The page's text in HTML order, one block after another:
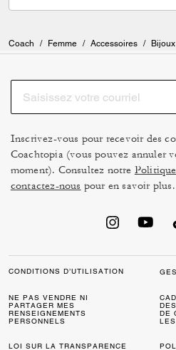
Coach / Femme / Accessoires / Bijoux
Inscrivez-vous pour recevoir des
Coachtopia (vous pouvez annuler
moment). Consultez notre
contactez-nous pour en savoir plus.
CONDITIONS D’UTILISATION
NE PAS VENDRE NI
PARTAGER MES
RENSEIGNEMENTS
PERSONNELS
DE
LOI SUR LA TRANSPARENCE